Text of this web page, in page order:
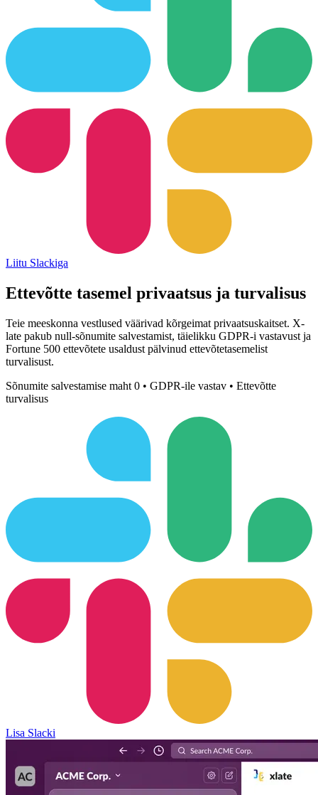
Liitu Slackiga
Ettevõtte tasemel privaatsus ja turvalisus
Teie meeskonna vestlused väärivad kõrgeimat privaatsuskaitset. X-
late pakub null-sõnumite salvestamist, täielikku GDPR-i vastavust ja
Fortune 500 ettevõtete usaldust pälvinud ettevõtetasemelist
turvalisust.
Sõnumite salvestamise maht 0 • GDPR-ile vastav • Ettevõtte
turvalisus
Lisa Slacki